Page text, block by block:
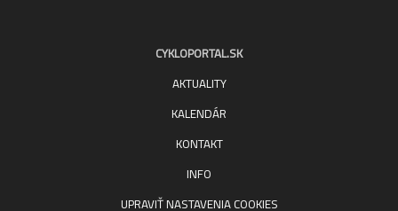
CYKLOPORTAL.SK
AKTUALITY
KALENDÁR
KONTAKT
INFO
UPRAVIŤ NASTAVENIA COOKIES